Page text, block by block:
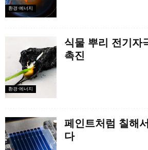
환경·에너지
환경·에너지
식물 뿌리 전기자
촉진
페인트처럼 칠해
다